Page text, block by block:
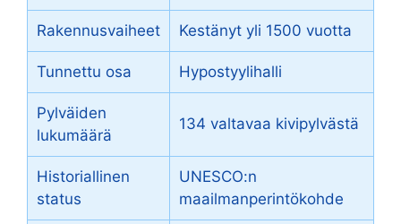
Rakennusvaiheet Kestänyt yli 1500 vuotta
Tunnettu osa Hypostyylihalli
Pylväiden
lukumäärä
134 valtavaa kivipylvästä
Historiallinen
status
UNESCO:n
maailmanperintökohde